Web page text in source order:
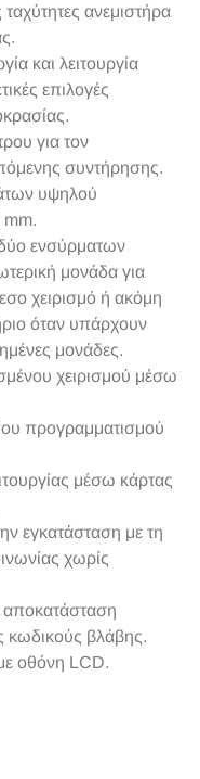
ανεμιστήρα
και λειτουργία
επιλογές
για τον
συντήρησης.
υψηλού
mm.
ενσύρματων
μονάδα για
χειρισμό ή ακόμη
όταν υπάρχουν
μονάδες.
χειρισμού μέσω
προγραμματισμού
μέσω κάρτας
εγκατάσταση με τη
χωρίς
κωδικούς βλάβης.
οθόνη LCD.